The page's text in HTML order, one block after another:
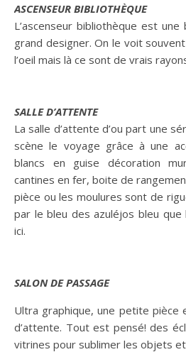
ASCENSEUR BIBLIOTHÈQUE
L’ascenseur bibliothèque est
grand designer. On le voit
l’oeil mais là ce sont de vrais
SALLE D’ATTENTE
La salle d’attente d’ou part une
scène le voyage grâce à une
blancs en guise décoration
cantines en fer, boite de
pièce ou les moulures sont de
par le bleu des azuléjos bleu que
ici.
SALON DE PASSAGE
Ultra graphique, une petite pièce
d’attente. Tout est pensé! des
vitrines pour sublimer les objets